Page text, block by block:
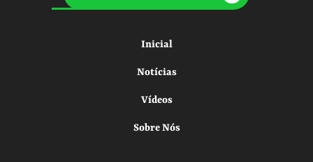
Inicial
Notícias
Vídeos
Sobre Nós